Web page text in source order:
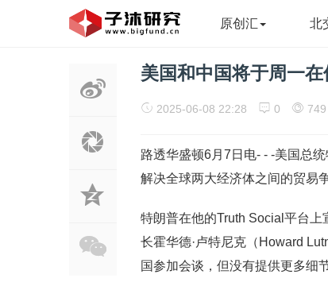
原创汇 北
美国和中国将于周一
2025-06-08 22:28 0 749
路透华盛顿6月7日电- - -美国总
解决全球两大经济体之间的贸易
特朗普在他的Truth Social平台上
长霍华德·卢特尼克（Howard
国参加会谈，但没有提供更多细节